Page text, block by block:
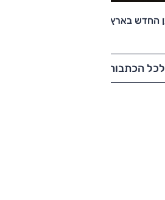
לכל הכתבות